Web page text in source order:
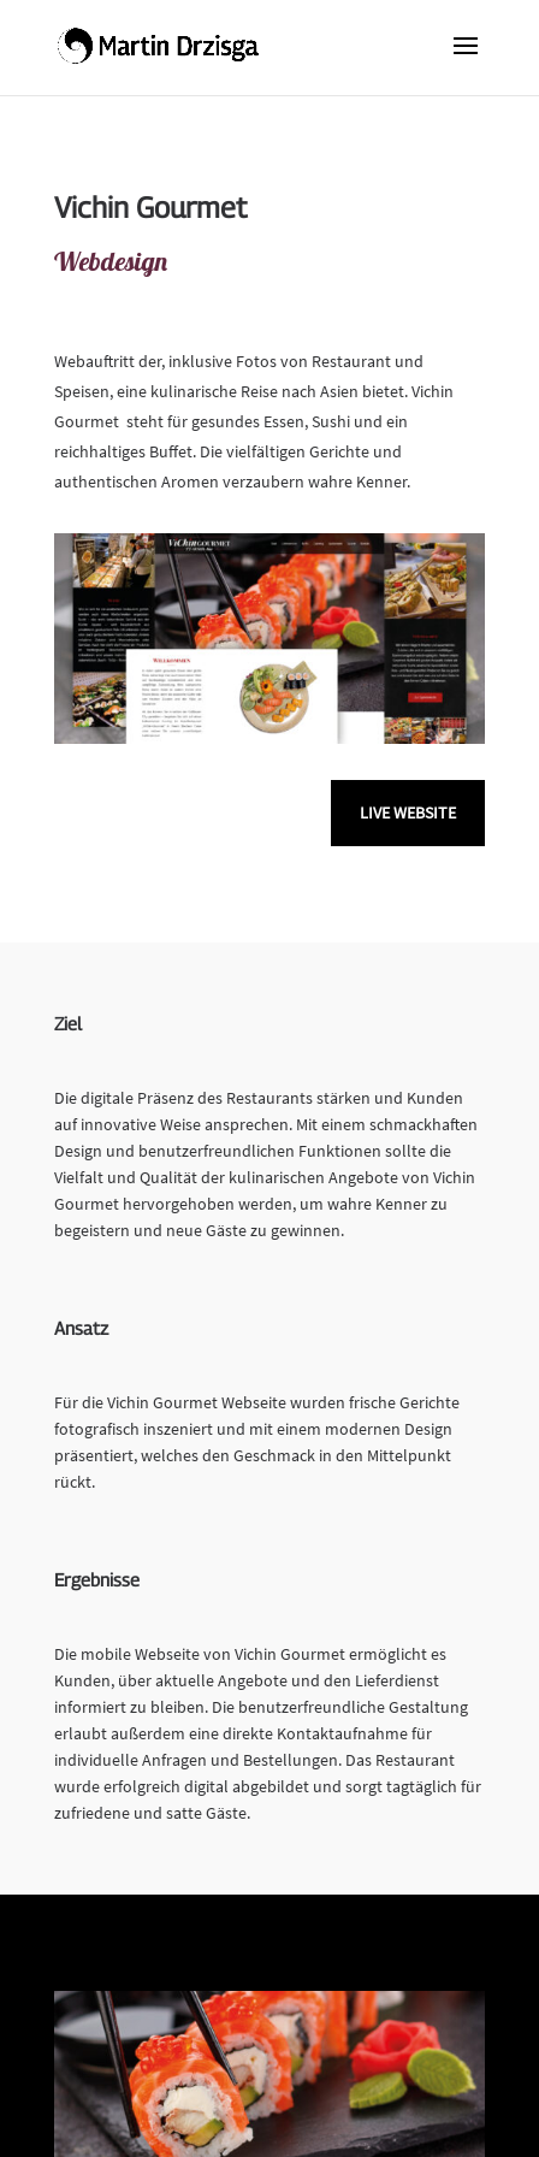
Vichin Gourmet
Webdesign
Webauftritt der, inklusive Fotos von Restaurant und
Speisen, eine kulinarische Reise nach Asien bietet. Vichin
Gourmet steht für gesundes Essen, Sushi und ein
reichhaltiges Buffet. Die vielfältigen Gerichte und
authentischen Aromen verzaubern wahre Kenner.
LIVE WEBSITE
Ziel
Die digitale Präsenz des Restaurants stärken und Kunden
auf innovative Weise ansprechen. Mit einem schmackhaften
Design und benutzerfreundlichen Funktionen sollte die
Vielfalt und Qualität der kulinarischen Angebote von Vichin
Gourmet hervorgehoben werden, um wahre Kenner zu
begeistern und neue Gäste zu gewinnen.
Ansatz
Für die Vichin Gourmet Webseite wurden frische Gerichte
fotografisch inszeniert und mit einem modernen Design
präsentiert, welches den Geschmack in den Mittelpunkt
rückt.
Ergebnisse
Die mobile Webseite von Vichin Gourmet ermöglicht es
Kunden, über aktuelle Angebote und den Lieferdienst
informiert zu bleiben. Die benutzerfreundliche Gestaltung
erlaubt außerdem eine direkte Kontaktaufnahme für
individuelle Anfragen und Bestellungen. Das Restaurant
wurde erfolgreich digital abgebildet und sorgt tagtäglich für
zufriedene und satte Gäste.